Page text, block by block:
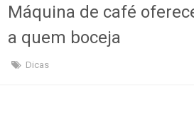
Máquina de café
a quem boceja
Dicas